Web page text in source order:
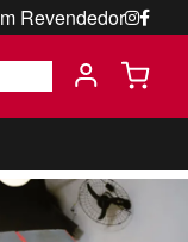
Revendedor